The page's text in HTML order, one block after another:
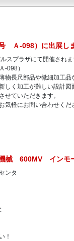
Ａ-098）に出展し
スプラザにて開催され
-098）
物長尺部品や微細加工品
しく加工が難しい設計
せていただきます。
気軽にお問い合わせくだ
械 600MV インモ
ンタ
！